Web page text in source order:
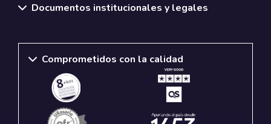
Documentos institucionales y legales
Comprometidos con la calidad